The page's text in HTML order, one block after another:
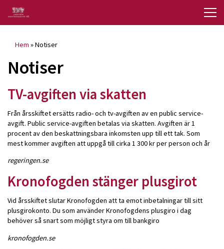
Hem »Notiser
Notiser
TV-avgiften via skatten
Från årsskiftet ersätts radio- och tv-avgiften av en public service-
avgift. Public service-avgiften betalas via skatten. Avgiften är 1
procent av den beskattningsbara inkomsten upp till ett tak. Som
mest kommer avgiften att uppgå till cirka 1 300 kr per person och år
regeringen.se
Kronofogden stänger plusgirot
Vid årsskiftet slutar Kronofogden att ta emot inbetalningar till sitt
plusgirokonto. Du som använder Kronofogdens plusgiro i dag
behöver så snart som möjligt styra om till bankgiro
kronofogden.se